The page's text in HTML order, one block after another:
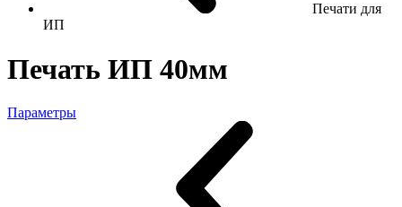
Печати для
ИП
Печать ИП 40мм
Параметры